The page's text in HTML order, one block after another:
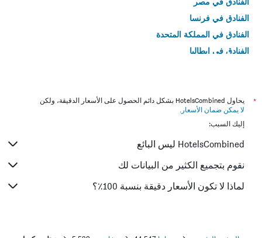
الفنادق في فرنسا
الفنادق في المملكة المتحدة
الفنادق في إيطاليا
*
يحاول HotelsCombined بشكل دائم الحصول على الأسعار الدقيقة، ولكن
لا يمكن ضمان الأسعار .
إليك السبب:
HotelsCombined ليس البائع
نقوم بتجميع الكثير من البيانات لك
لماذا لا تكون الأسعار دقيقة بنسبة 100٪؟